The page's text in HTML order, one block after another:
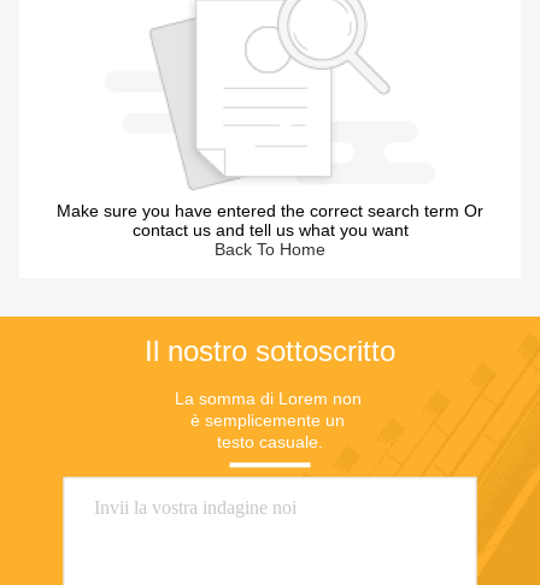
Make sure you have entered the correct search term Or
contact us and tell us what you want
Back To Home
Il nostro sottoscritto
La somma di Lorem non
è semplicemente un
testo casuale.